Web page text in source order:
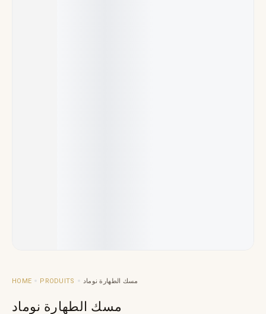
HOME PRODUITS مسك الطهارة نوماد
مسك الطهارة نوماد